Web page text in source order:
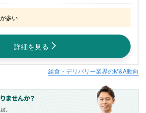
多い
詳細を見る
給食・デリバリー業界のM&A動向